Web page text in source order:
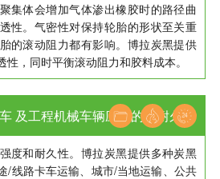
集体会增加气体渗出橡胶时的路径曲
性。气密性对保持轮胎的形状至关重
的滚动阻力都有影响。博拉炭黑提供
，同时平衡滚动阻力和胶料成本。
及工程机械车辆应用的高耐久性
度和耐久性。博拉炭黑提供多种炭黑
/线路卡车运输、城市/当地运输、公共